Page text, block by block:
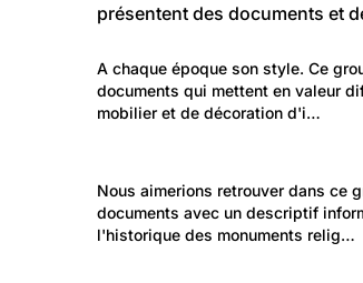
présentent des documents et
Temps libre et culture: Vie quotidienne
Mobilier et décoration
A chaque époque son style. Ce
documents qui mettent en valeur
mobilier et de décoration d'i…
Temps libre et culture: Loisirs
Connaissances historiques
Nous aimerions retrouver dans ce
documents avec un descriptif
l'historique des monuments relig…